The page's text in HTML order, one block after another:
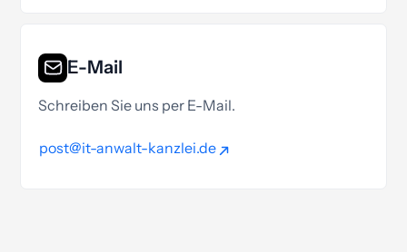
E-Mail
Schreiben Sie uns per E-Mail.
post@it-anwalt-kanzlei.de